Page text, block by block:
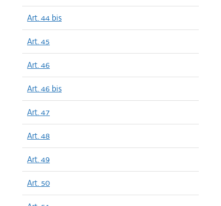
Art. 44 bis
Art. 45
Art. 46
Art. 46 bis
Art. 47
Art. 48
Art. 49
Art. 50